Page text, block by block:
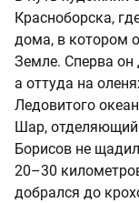
Красноборска,
дома, в котором
Земле. Сперва он
а оттуда на
Ледовитого
Шар, отделяющий
Борисов не
20–30
добрался до